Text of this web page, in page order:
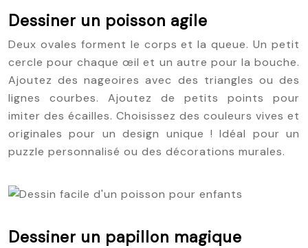
Dessiner un poisson agile
Deux ovales forment le corps et la queue. Un petit
cercle pour chaque œil et un autre pour la bouche.
Ajoutez des nageoires avec des triangles ou des
lignes courbes. Ajoutez de petits points pour
imiter des écailles. Choisissez des couleurs vives et
originales pour un design unique ! Idéal pour un
puzzle personnalisé ou des décorations murales.
Dessiner un papillon magique